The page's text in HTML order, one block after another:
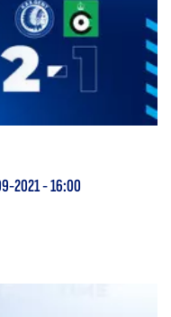
2021 - 16:00